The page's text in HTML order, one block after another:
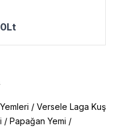
/ Versele Laga Kuş
/ Papağan Yemi /